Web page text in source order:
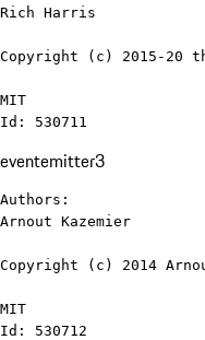
Rich Harris
Copyright (c) 2015-20
MIT
Id: 530711
eventemitter3
Authors:
Arnout Kazemier
Copyright (c) 2014
MIT
Id: 530712